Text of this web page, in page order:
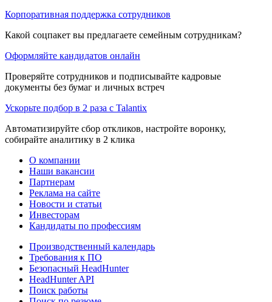
Корпоративная поддержка сотрудников
Какой соцпакет вы предлагаете семейным сотрудникам?
Оформляйте кандидатов онлайн
Проверяйте сотрудников и подписывайте кадровые
документы без бумаг и личных встреч
Ускорьте подбор в 2 раза с Talantix
Автоматизируйте сбор откликов, настройте воронку,
собирайте аналитику в 2 клика
О компании
Наши вакансии
Партнерам
Реклама на сайте
Новости и статьи
Инвесторам
Кандидаты по профессиям
Производственный календарь
Требования к ПО
Безопасный HeadHunter
HeadHunter API
Поиск работы